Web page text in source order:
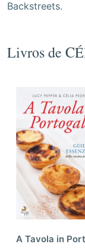
Backstreets.
Livros de